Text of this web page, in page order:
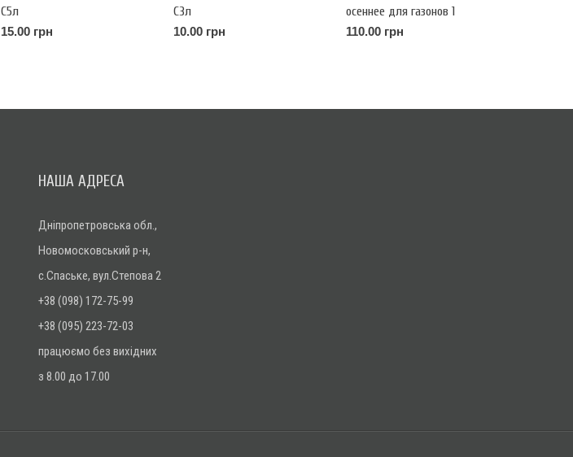
С5л
15.00 грн
С3л
10.00 грн
осеннее для газонов 1
кг
110.00 грн
НАША АДРЕСА
Дніпропетровська обл.,
Новомосковський р-н,
с.Спаське, вул.Степова 2
+38 (098) 172-75-99
+38 (095) 223-72-03
працюємо без вихідних
з 8.00 до 17.00